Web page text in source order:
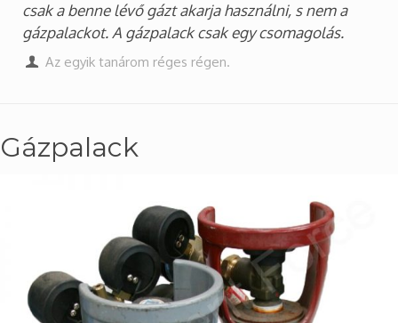
csak a benne lévő gázt akarja használni, s nem a
gázpalackot. A gázpalack csak egy csomagolás.
Az egyik tanárom réges régen.
Gázpalack